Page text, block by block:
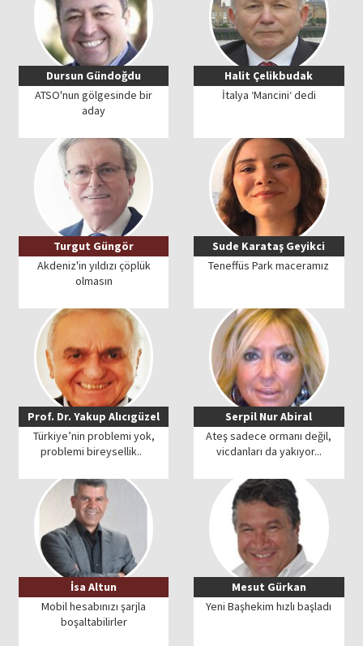
Dursun Gündoğdu
ATSO'nun gölgesinde bir
aday
Halit Çelikbudak
İtalya ‘Mancini‘ dedi
Turgut Güngör
Akdeniz'in yıldızı çöplük
olmasın
Sude Karataş Geyikci
Teneffüs Park maceramız
Prof. Dr. Yakup Alıcıgüzel
Türkiye’nin problemi yok,
problemi bireysellik..
Serpil Nur Abiral
Ateş sadece ormanı değil,
vicdanları da yakıyor...
İsa Altun
Mobil hesabınızı şarjla
boşaltabilirler
Mesut Gürkan
Yeni Başhekim hızlı başladı